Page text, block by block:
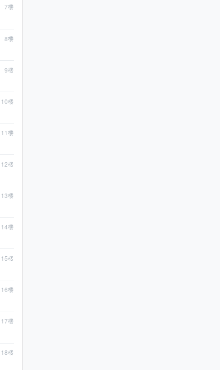
7楼
8楼
9楼
10楼
11楼
12楼
13楼
14楼
15楼
16楼
17楼
18楼